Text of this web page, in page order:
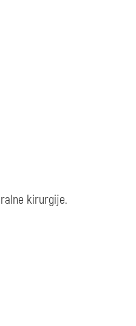
kirurgije.